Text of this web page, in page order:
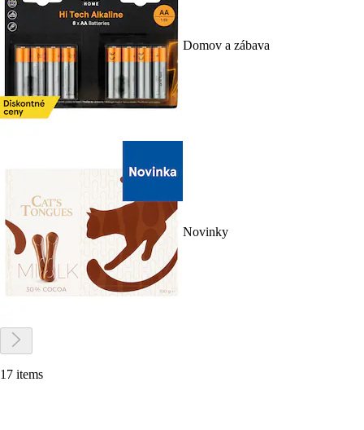
Domov a zábava
Novinky
17 items